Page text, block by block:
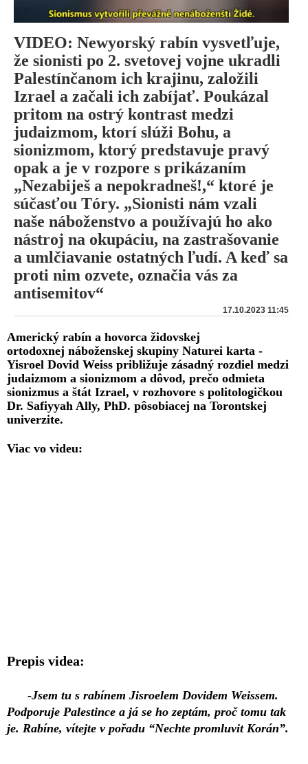
VIDEO: Newyorský rabín vysvetľuje,
že sionisti po 2. svetovej vojne ukradli
Palestínčanom ich krajinu, založili
Izrael a začali ich zabíjať. Poukázal
pritom na ostrý kontrast medzi
judaizmom, ktorí slúži Bohu, a
sionizmom, ktorý predstavuje pravý
opak a je v rozpore s prikázaním
„Nezabiješ a nepokradneš!,“ ktoré je
súčasťou Tóry. „Sionisti nám vzali
naše náboženstvo a používajú ho ako
nástroj na okupáciu, na zastrašovanie
a umlčiavanie ostatných ľudí. A keď sa
proti nim ozvete, označia vás za
antisemitov“
17.10.2023 11:45
Americký rabín a hovorca židovskej
ortodoxnej náboženskej skupiny Naturei karta -
Yisroel Dovid Weiss približuje zásadný rozdiel medzi
judaizmom a sionizmom a dôvod, prečo odmieta
sionizmus a štát Izrael, v rozhovore s politologičkou
Dr. Safiyyah Ally, PhD. pôsobiacej na Torontskej
univerzite.
Viac vo videu:
Prepis videa:
-Jsem tu s rabínem Jisroelem Dovidem Weissem.
Podporuje Palestince a já se ho zeptám, proč tomu tak
je. Rabíne, vítejte v pořadu “Nechte promluvit Korán”.